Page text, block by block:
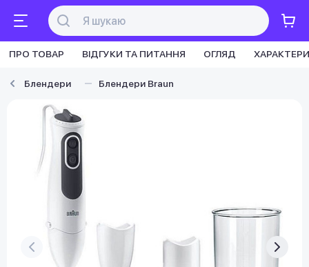
ПРО ТОВАР ВІДГУКИ ТА ПИТАННЯ ОГЛЯД
Блендери Блендери Braun